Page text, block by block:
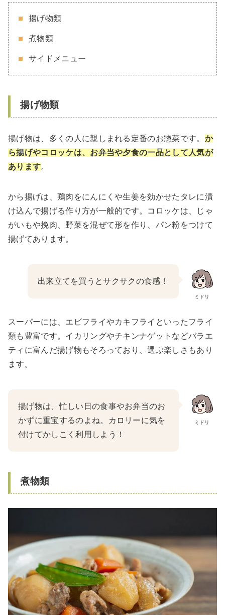
揚げ物類
煮物類
サイドメニュー
揚げ物類
揚げ物は、多くの人に親しまれる定番のお惣菜です。 か
ら揚げやコロッケは、お弁当や夕食の一品として人気が
あります。
から揚げは、鶏肉をにんにくや生姜を効かせたタレに漬
け込んで揚げる作り方が一般的です。コロッケは、じゃ
がいもや挽肉、野菜を混ぜて形を作り、パン粉をつけて
揚げてあります。
ミドリ
出来立てを買うとサクサクの食感！
スーパーには、エビフライやカキフライといったフライ
類も豊富です。イカリングやチキンナゲットなどバラエ
ティに富んだ揚げ物もそろっており、選ぶ楽しさもあり
ます。
ミドリ
揚げ物は、忙しい日の食事やお弁当のお
かずに重宝するのよね。カロリーに気を
付けてかしこく利用しよう！
煮物類